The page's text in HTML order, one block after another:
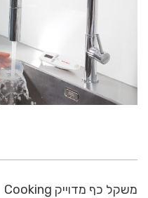
משקל כף מדוייק Cooking